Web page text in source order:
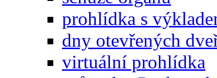
prohlídka s
dny otevřených
virtuální prohlídka